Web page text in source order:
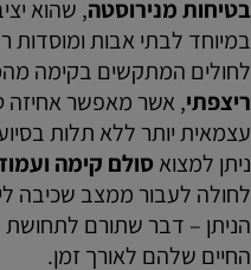
בטיחות מנירוסטה, שהוא
במיוחד לבתי אבות ומוסדות
לחולים המתקשים בקימה
ריצפתי, אשר מאפשר אחיזה
עצמאית יותר ללא תלות
ניתן למצוא סולם קימה
לחולה לעבור ממצב שכיבה
הניתן – דבר שתורם לתחושת
החיים שלהם לאורך זמן.